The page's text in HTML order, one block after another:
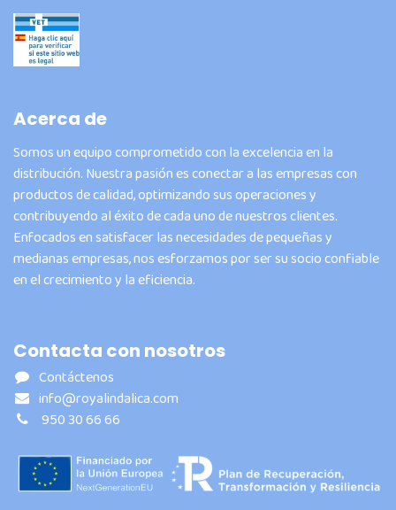
Acerca de
Somos un equipo comprometido con la excelencia en la
distribución. Nuestra pasión es conectar a las empresas con
productos de calidad, optimizando sus operaciones y
contribuyendo al éxito de cada uno de nuestros clientes.
Enfocados en satisfacer las necesidades de pequeñas y
medianas empresas, nos esforzamos por ser su socio confiable
en el crecimiento y la eficiencia.
Contacta con nosotros
Contáctenos
info@royalindalica.com
950 30 66 66